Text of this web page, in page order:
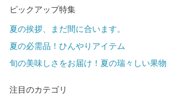
ピックアップ特集
夏の挨拶、まだ間に合います。
夏の必需品！ひんやりアイテム
旬の美味しさをお届け！夏の瑞々しい果物
注目のカテゴリ